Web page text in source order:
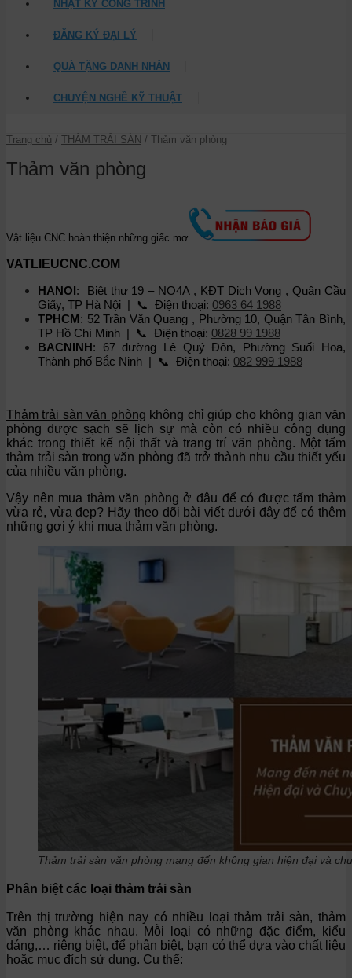
NHẬT KÝ CÔNG TRÌNH
ĐĂNG KÝ ĐẠI LÝ
QUÀ TẶNG DANH NHÂN
CHUYỆN NGHỀ KỸ THUẬT
Trang chủ / THẢM TRẢI SÀN / Thảm văn phòng
Thảm văn phòng
Vật liệu CNC hoàn thiện những giấc mơ
VATLIEUCNC.COM
HANOI : Biệt thự 19 – NO4A , KĐT Dịch Vọng , Quận Cầu
Giấy, TP Hà Nội | 📞 Điện thoại: 0963 64 1988
TPHCM : 52 Trần Văn Quang , Phường 10, Quận Tân Bình,
TP Hồ Chí Minh | 📞 Điện thoại: 0828 99 1988
BACNINH : 67 đường Lê Quý Đôn, Phường Suối Hoa,
Thành phố Bắc Ninh | 📞 Điện thoại: 082 999 1988
Thảm trải sàn văn phòng không chỉ giúp cho không gian văn
phòng được sạch sẽ lịch sự mà còn có nhiều công dụng
khác trong thiết kế nội thất và trang trí văn phòng. Một tấm
thảm trải sàn trong văn phòng đã trở thành nhu cầu thiết yếu
của nhiều văn phòng.
Vậy nên mua thảm văn phòng ở đâu để có được tấm thảm
vừa rẻ, vừa đẹp? Hãy theo dõi bài viết dưới đây để có thêm
những gợi ý khi mua thảm văn phòng.
Thảm trải sàn văn phòng mang đến không gian hiện đại và
Phân biệt các loại thảm trải sàn
Trên thị trường hiện nay có nhiều loại thảm trải sàn, thảm
văn phòng khác nhau. Mỗi loại có những đặc điểm, kiểu
dáng,… riêng biệt, để phân biệt, bạn có thể dựa vào chất liệu
hoặc mục đích sử dụng. Cụ thể: